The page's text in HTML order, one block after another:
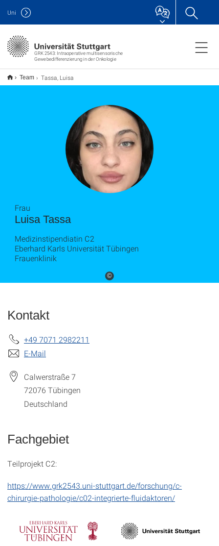
GRK 2543: Intraoperative multisensorische
Gewebedifferenzierung in der Onkologie
Uni
Team Tassa, Luisa
©
Luisa Tassa
Frau
Medizinstipendiatin C2
Eberhard Karls Universität Tübingen
Frauenklinik
Kontakt
+49 7071 2982211
E-Mail
Calwerstraße 7
72076 Tübingen
Deutschland
Fachgebiet
Teilprojekt C2:
https://www.grk2543.uni-stuttgart.de/forschung/c-
chirurgie-pathologie/c02-integrierte-fluidaktoren/